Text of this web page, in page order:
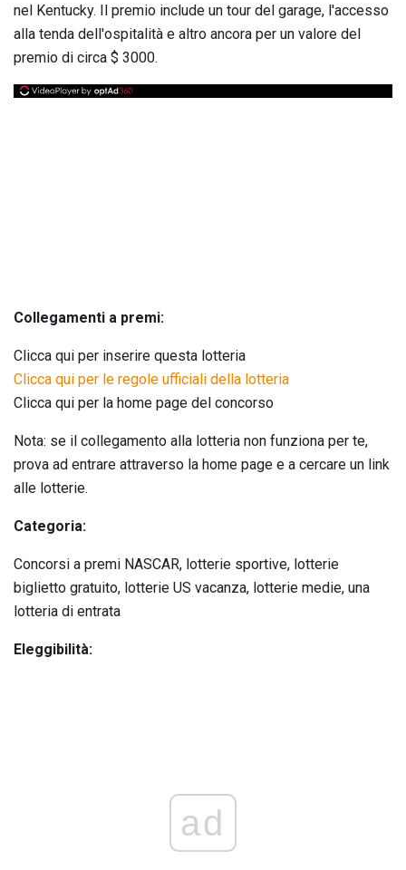
nel Kentucky. Il premio include un tour del garage, l'accesso
alla tenda dell'ospitalità e altro ancora per un valore del
premio di circa $ 3000.
Collegamenti a premi:
Clicca qui per inserire questa lotteria
Clicca qui per le regole ufficiali della lotteria
Clicca qui per la home page del concorso
Nota: se il collegamento alla lotteria non funziona per te,
prova ad entrare attraverso la home page e a cercare un link
alle lotterie.
Categoria:
Concorsi a premi NASCAR, lotterie sportive, lotterie
biglietto gratuito, lotterie US vacanza, lotterie medie, una
lotteria di entrata
Eleggibilità:
ad